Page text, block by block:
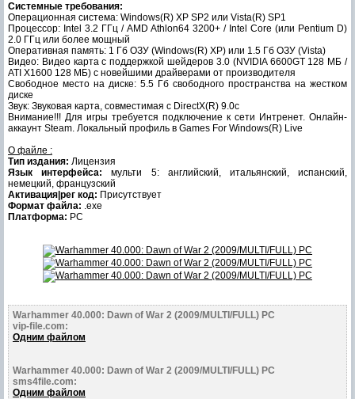
Системные требования:
Операционная система: Windows(R) XP SP2 или Vista(R) SP1
Процессор: Intel 3.2 ГГц / AMD Athlon64 3200+ / Intel Core (или Pentium D)
2.0 ГГц или более мощный
Оперативная память: 1 Гб ОЗУ (Windows(R) XP) или 1.5 Гб ОЗУ (Vista)
Видео: Видео карта с поддержкой шейдеров 3.0 (NVIDIA 6600GT 128 МБ /
ATI X1600 128 МБ) с новейшими драйверами от производителя
Свободное место на диске: 5.5 Гб свободного пространства на жестком
диске
Звук: Звуковая карта, совместимая с DirectX(R) 9.0c
Внимание!!! Для игры требуется подключение к сети Интренет. Онлайн-
аккаунт Steam. Локальный профиль в Games For Windows(R) Live
О файле :
Тип издания: Лицензия
Язык интерфейса: мульти 5: английский, итальянский, испанский,
немецкий, французский
Активация|рег код: Присутствует
Формат файла: .exe
Платформа: PC
Warhammer 40.000: Dawn of War 2 (2009/MULTI/FULL) PC
vip-file.com:
Одним файлом
Warhammer 40.000: Dawn of War 2 (2009/MULTI/FULL) PC
sms4file.com:
Одним файлом